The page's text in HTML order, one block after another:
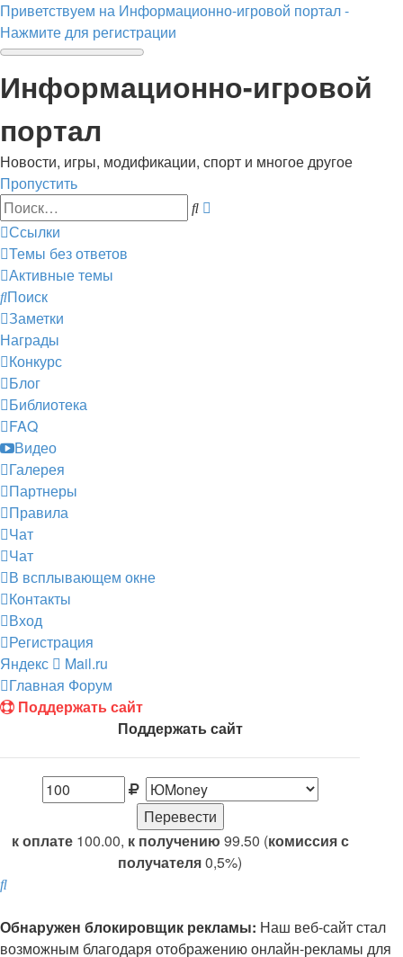
Приветствуем на Информационно-игровой портал -
Нажмите для регистрации
Информационно-игровой
портал
Новости, игры, модификации, спорт и многое другое
Пропустить
Поиск
Ссылки
Темы без ответов
Активные темы
Поиск
Заметки
Награды
Конкурс
Блог
Библиотека
FAQ
Видео
Галерея
Партнеры
Правила
Чат
Чат
В всплывающем окне
Контакты
Вход
Регистрация
Яндекс
Mail.ru
Главная Форум
Поддержать сайт
Поддержать сайт
к оплате100.00, к получению 99.50 (комиссия с
получателя0,5%)
Поиск
Обнаружен блокировщик рекламы: Наш веб-сайт стал
возможным благодаря отображению онлайн-рекламы для